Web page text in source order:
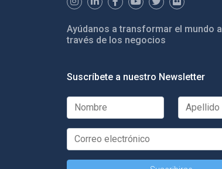
Ayúdanos a transformar el mundo a
través de los negocios
Suscríbete a nuestro Newsletter